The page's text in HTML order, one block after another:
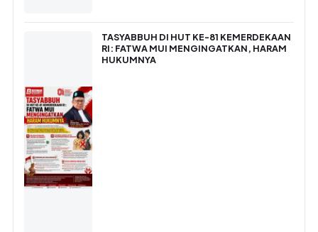
TASYABBUH DI HUT KE-81 KEMERDEKAAN
RI: FATWA MUI MENGINGATKAN, HARAM
HUKUMNYA